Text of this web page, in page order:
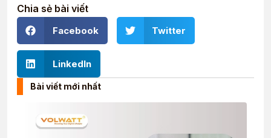
Chia sẻ bài viết
Facebook Twitter
LinkedIn
Bài viết mới nhất